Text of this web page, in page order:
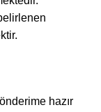
hazır